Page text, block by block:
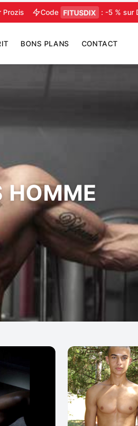
Code FITUSDIX : -5 % sur DIX
BONS PLANS CONTACT
HOMME